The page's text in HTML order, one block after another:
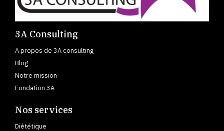
3A Consulting
A propos de 3A consulting
Blog
Notre mission
Fondation 3A
Nos services
Diététique